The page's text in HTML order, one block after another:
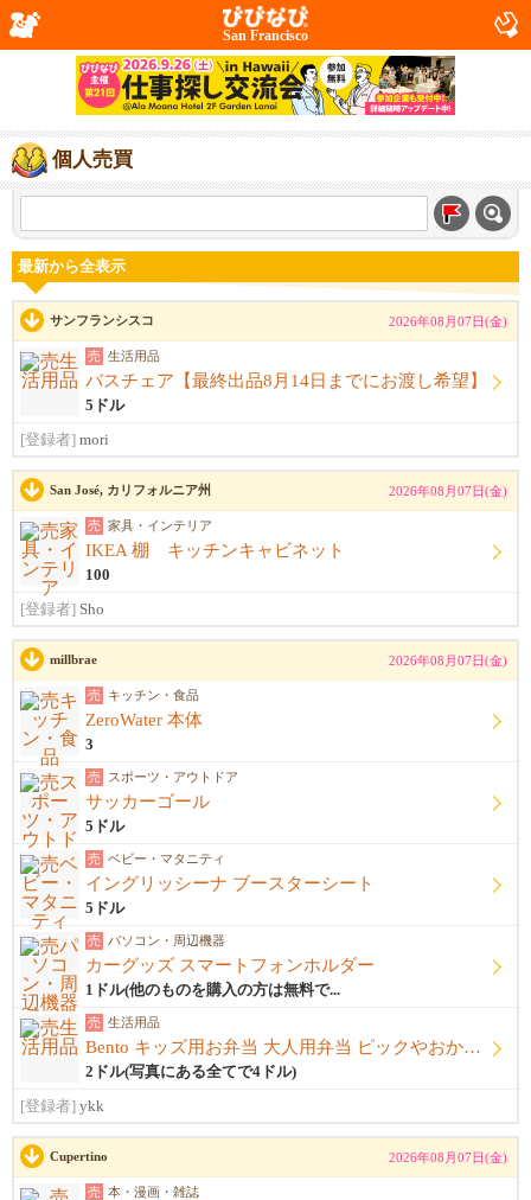
San Francisco
個人売買
最新から全表示
サンフランシスコ 2026年08月07日(金)
売 生活用品
バスチェア【最終出品8月14日までにお渡し希望】
5ドル
[登録者] mori
San José, カリフォルニア州 2026年08月07日(金)
売 家具・インテリア
IKEA 棚 キッチンキャビネット
100
[登録者] Sho
millbrae 2026年08月07日(金)
売 キッチン・食品
ZeroWater 本体
3
売 スポーツ・アウトドア
サッカーゴール
5ドル
売 ベビー・マタニティ
イングリッシーナ ブースターシート
5ドル
売 パソコン・周辺機器
カーグッズ スマートフォンホルダー
1ドル(他のものを購入の方は無料で...
売 生活用品
Bento キッズ用お弁当 大人用弁当 ピックやおかずカップ他
2ドル(写真にある全てで4ドル)
[登録者] ykk
Cupertino 2026年08月07日(金)
売 本・漫画・雑誌